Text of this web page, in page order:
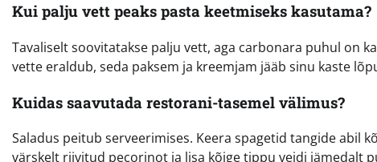
Kui palju vett peaks pasta keetmiseks kasutama?
Tavaliselt soovitatakse palju vett, aga carbonara puhul on
vette eraldub, seda paksem ja kreemjam jääb sinu kaste
Kuidas saavutada restorani-tasemel välimus?
Saladus peitub serveerimises. Keera spagetid tangide abil
värskelt riivitud pecorinot ja lisa kõige tippu veidi jämedalt